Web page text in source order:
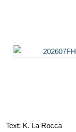
Text: K. La Rocca